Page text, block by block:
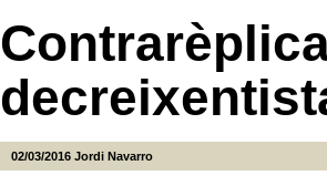
02/03/2016 Jordi Navarro